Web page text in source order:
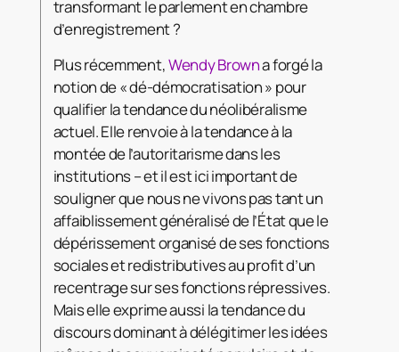
transformant le parlement en chambre
d’enregistrement ?
Plus récemment,Wendy Browna forgé la
notion de « dé-démocratisation » pour
qualifier la tendance du néolibéralisme
actuel. Elle renvoie à la tendance à la
montée de l’autoritarisme dans les
institutions – et il est ici important de
souligner que nous ne vivons pas tant un
affaiblissement généralisé de l’État que le
dépérissement organisé de ses fonctions
sociales et redistributives au profit d’un
recentrage sur ses fonctions répressives.
Mais elle exprime aussi la tendance du
discours dominant à délégitimer les idées